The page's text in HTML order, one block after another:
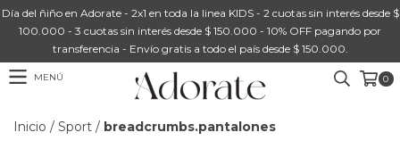
Día del ñiño en Adorate - 2x1 en toda la linea KIDS - 2 cuotas sin interés desde $
100.000 - 3 cuotas sin interés desde $ 150.000 - 10% OFF pagando por
transferencia - Envío gratis a todo el país desde $ 150.000.
MENÚ 0
Inicio / Sport / breadcrumbs.pantalones